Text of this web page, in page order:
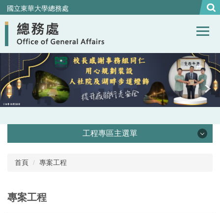
跳
到
主
內
容
區
國立東華大學總務處
工程專區主選單
在建工程
首頁 專案工程
專案工程